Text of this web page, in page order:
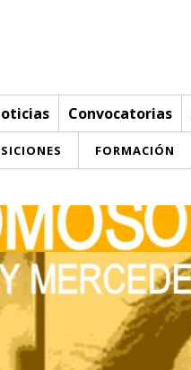
Convocatorias
FORMACIÓN